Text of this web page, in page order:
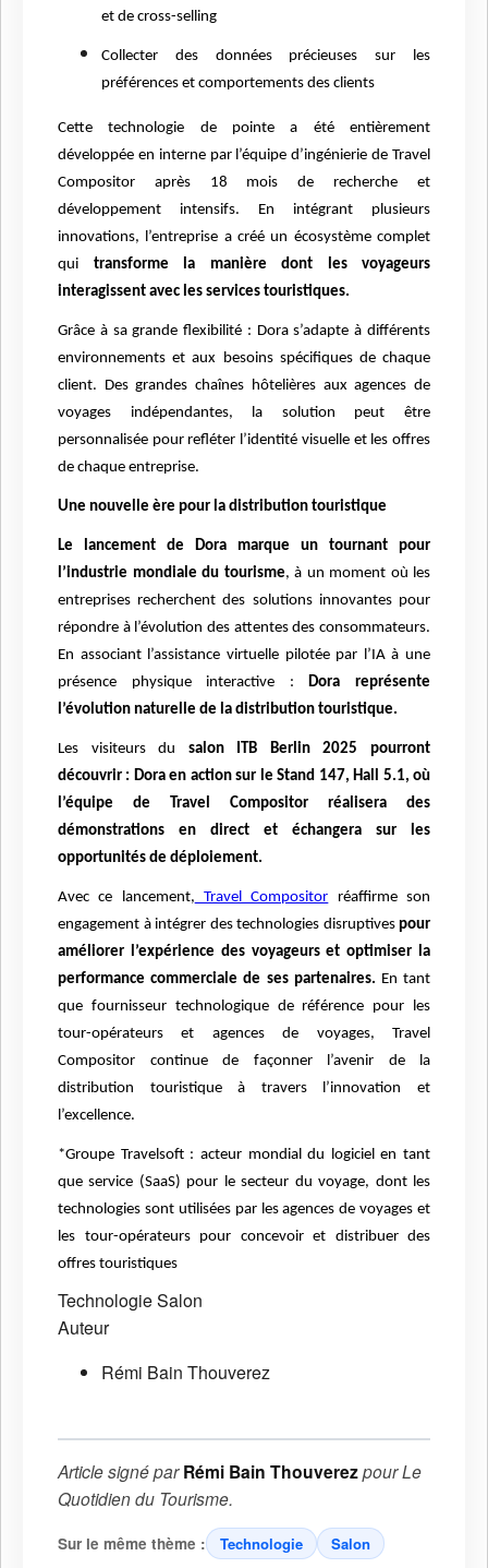
et de cross-selling
Collecter des données précieuses sur les
préférences et comportements des clients
Cette technologie de pointe a été entièrement
développée en interne par l’équipe d’ingénierie de Travel
Compositor après 18 mois de recherche et
développement intensifs. En intégrant plusieurs
innovations, l’entreprise a créé un écosystème complet
qui transforme la manière dont les voyageurs
interagissent avec les services touristiques.
Grâce à sa grande flexibilité : Dora s’adapte à différents
environnements et aux besoins spécifiques de chaque
client. Des grandes chaînes hôtelières aux agences de
voyages indépendantes, la solution peut être
personnalisée pour refléter l’identité visuelle et les offres
de chaque entreprise.
Une nouvelle ère pour la distribution touristique
Le lancement de Dora marque un tournant pour
l’industrie mondiale du tourisme, à un moment où les
entreprises recherchent des solutions innovantes pour
répondre à l’évolution des attentes des consommateurs.
En associant l’assistance virtuelle pilotée par l’IA à une
présence physique interactive :Dora représente
l’évolution naturelle de la distribution touristique.
Les visiteurs du salon ITB Berlin 2025 pourront
découvrir : Dora en action sur le Stand 147, Hall 5.1, où
l’équipe de Travel Compositor réalisera des
démonstrations en direct et échangera sur les
opportunités de déploiement.
Avec ce lancement, Travel Compositor réaffirme son
engagement à intégrer des technologies disruptives pour
améliorer l’expérience des voyageurs et optimiser la
performance commerciale de ses partenaires. En tant
que fournisseur technologique de référence pour les
tour-opérateurs et agences de voyages, Travel
Compositor continue de façonner l’avenir de la
distribution touristique à travers l’innovation et
l’excellence.
*Groupe Travelsoft : acteur mondial du logiciel en tant
que service (SaaS) pour le secteur du voyage, dont les
technologies sont utilisées par les agences de voyages et
les tour-opérateurs pour concevoir et distribuer des
offres touristiques
TechnologieSalon
Auteur
Rémi Bain Thouverez
Article signé parRémi Bain ThouverezpourLe
Quotidien du Tourisme.
Sur le même thème : Technologie Salon